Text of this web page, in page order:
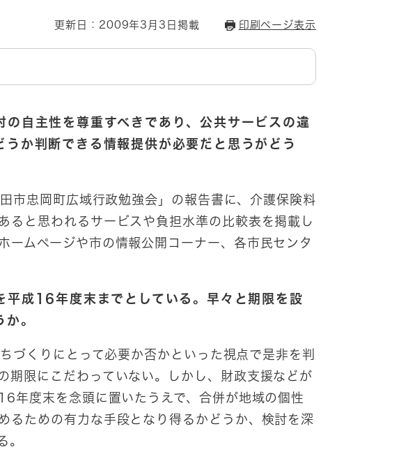
更新日：2009年3月3日掲載 印刷ページ表示
の自主性を尊重すべきであり、公共サービスの違
うか判断できる情報提供が必要だと思うがどう
市忠岡町広域行政勉強会」の報告書に、介護保険料
ると思われるサービスや負担水準の比較表を掲載し
ームページや市の情報公開コーナー、各市民センタ
平成16年度末までとしている。早々と期限を設
。
づくりにとって必要か否かといった視点で是非を判
期限にこだわっていない。しかし、財政支援などが
年度末を念頭に置いたうえで、合併が地域の個性
るための有力な手段となり得るかどうか、検討を深
。